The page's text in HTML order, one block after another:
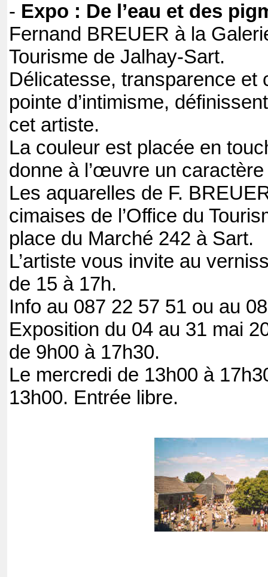
- Expo : De l’eau et des
Fernand BREUER à la
Tourisme de Jalhay-Sart.
Délicatesse, transparence et
pointe d’intimisme,
cet artiste.
La couleur est placée en
donne à l’œuvre un
Les aquarelles de F.
cimaises de l’Office du
place du Marché 242 à Sart.
L’artiste vous invite au
de 15 à 17h.
Info au 087 22 57 51 ou au
Exposition du 04 au 31 mai
de 9h00 à 17h30.
Le mercredi de 13h00 à
13h00. Entrée libre.